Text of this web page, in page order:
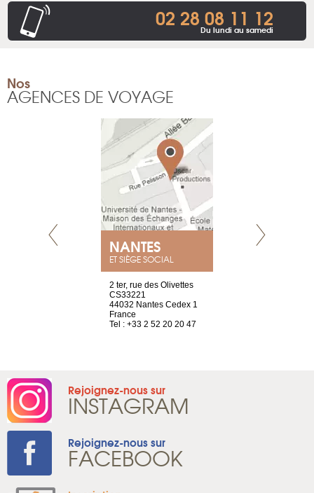
02 28 08 11 12
Du lundi au samedi
Nos
AGENCES DE VOYAGE
NANTES
ET SIÈGE SOCIAL
2 ter, rue des Olivettes
CS33221
44032 Nantes Cedex 1
France
Tel : +33 2 52 20 20 47
Rejoignez-nous sur
INSTAGRAM
Rejoignez-nous sur
FACEBOOK